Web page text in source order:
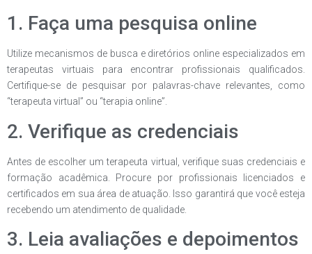
1. Faça uma pesquisa online
Utilize mecanismos de busca e diretórios online especializados em
terapeutas virtuais para encontrar profissionais qualificados.
Certifique-se de pesquisar por palavras-chave relevantes, como
“terapeuta virtual” ou “terapia online”.
2. Verifique as credenciais
Antes de escolher um terapeuta virtual, verifique suas credenciais e
formação acadêmica. Procure por profissionais licenciados e
certificados em sua área de atuação. Isso garantirá que você esteja
recebendo um atendimento de qualidade.
3. Leia avaliações e depoimentos